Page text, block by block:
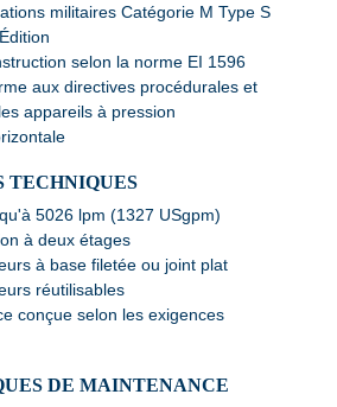
militaires Catégorie M Type S
selon la norme EI 1596
aux directives procédurales et
appareils à pression
TECHNIQUES
5026 lpm (1327 USgpm)
à deux étages
à base filetée ou joint plat
réutilisables
conçue selon les exigences
DE MAINTENANCE